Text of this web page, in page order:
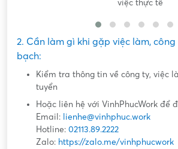
việc thực tế
2. Cần làm gì khi gặp việc làm,
bạch:
Kiểm tra thông tin về công ty, việc
tuyển
Hoặc liên hệ với VinhPhucWork để
Email: lienhe@vinhphuc.work
Hotline: 02113.89.2222
Zalo: https://zalo.me/vinhphucwork